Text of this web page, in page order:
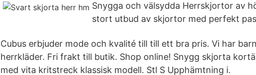
Snygga och välsydda Herrskjortor av
stort utbud av skjortor med perfekt
Cubus erbjuder mode och kvalité till till ett bra pris. Vi har
herrkläder. Fri frakt till butik. Shop online! Snygg skjorta
med vita kritstreck klassisk modell. Stl S Upphämtning i.